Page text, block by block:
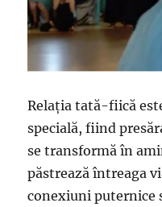
Relaţia tată-fiică
specială, fiind
se transformă în
păstrează întreaga
conexiuni puternice